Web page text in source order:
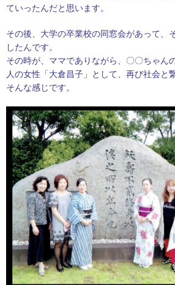
ていったんだと思います。
その後、大学の卒業校の同窓会があって、
したんです。
その時が、ママでありながら、〇〇ちゃん
人の女性「大倉昌子」として、再び社会と
そんな感じです。